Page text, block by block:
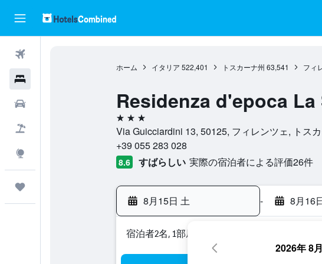
ホーム イタリア 522,401 トスカーナ州 63,541 フィ
Residenza d'epoca
3つ星
Via Guicciardini 13, 50125, フィレンツェ, トス
+39 055 283 028
8.6 すばらしい 実際の宿泊者による評価26​件
8月15日 土 - 8月16
宿泊者2名, 1​部屋
2026年 8月